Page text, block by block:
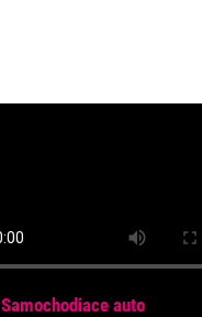
Samochodiace auto